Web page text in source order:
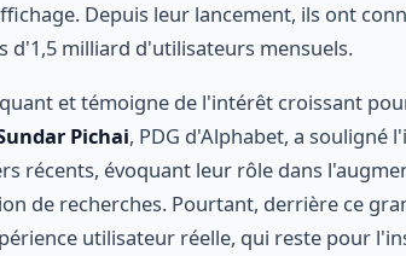
Depuis leur lancement, ils ont
d'1,5 milliard d'utilisateurs mensuels.
et témoigne de l'intérêt croissant
Pichai, PDG d'Alphabet, a souligné
récents, évoquant leur rôle dans
de recherches. Pourtant, derrière ce
utilisateur réelle, qui reste pour